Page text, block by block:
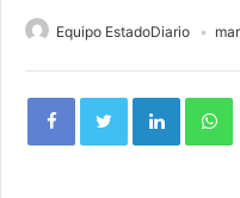
Equipo EstadoDiario